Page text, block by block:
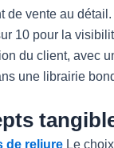
de vente au
10 pour la
du client, avec
une librairie
de reliure Le